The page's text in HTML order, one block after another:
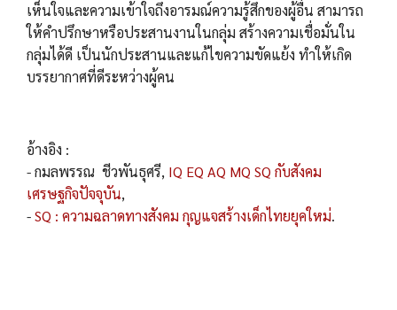
เห็นใจและความเข้าใจถึงอารมณ์ความรู้สึกของผู้อื่น สามารถ
ให้คำปรึกษาหรือประสานงานในกลุ่ม สร้างความเชื่อมั่นใน
กลุ่มได้ดี เป็นนักประสานและแก้ไขความขัดแย้ง ทำให้เกิด
บรรยากาศที่ดีระหว่างผู้คน
อ้างอิง :
- กมลพรรณ ชีวพันธุศรี, IQ EQ AQ MQ SQ กับสังคม
เศรษฐกิจปัจจุบัน,
-SQ : ความฉลาดทางสังคม กุญแจสร้างเด็กไทยยุคใหม่.